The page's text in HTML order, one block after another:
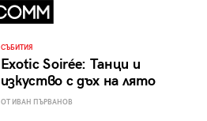
СЪБИТИЯ
Exotic Soirée: Танци и
изкуство с дъх на лято
ОТ ИВАН ПЪРВАНОВ